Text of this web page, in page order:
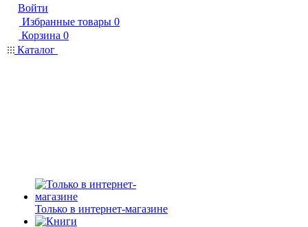
Войти
Избранные товары 0
Корзина 0
Каталог
Только в интернет-магазине